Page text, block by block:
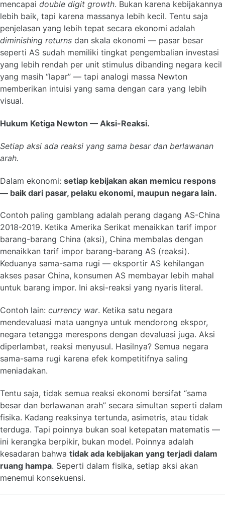
mencapai double digit growth. Bukan karena kebijakannya
lebih baik, tapi karena massanya lebih kecil. Tentu saja
penjelasan yang lebih tepat secara ekonomi adalah
diminishing returns dan skala ekonomi — pasar besar
seperti AS sudah memiliki tingkat pengembalian investasi
yang lebih rendah per unit stimulus dibanding negara kecil
yang masih “lapar” — tapi analogi massa Newton
memberikan intuisi yang sama dengan cara yang lebih
visual.
Hukum Ketiga Newton — Aksi-Reaksi.
Setiap aksi ada reaksi yang sama besar dan berlawanan
arah.
Dalam ekonomi: setiap kebijakan akan memicu respons
— baik dari pasar, pelaku ekonomi, maupun negara lain.
Contoh paling gamblang adalah perang dagang AS-China
2018-2019. Ketika Amerika Serikat menaikkan tarif impor
barang-barang China (aksi), China membalas dengan
menaikkan tarif impor barang-barang AS (reaksi).
Keduanya sama-sama rugi — eksportir AS kehilangan
akses pasar China, konsumen AS membayar lebih mahal
untuk barang impor. Ini aksi-reaksi yang nyaris literal.
Contoh lain: currency war. Ketika satu negara
mendevaluasi mata uangnya untuk mendorong ekspor,
negara tetangga merespons dengan devaluasi juga. Aksi
diperlambat, reaksi menyusul. Hasilnya? Semua negara
sama-sama rugi karena efek kompetitifnya saling
meniadakan.
Tentu saja, tidak semua reaksi ekonomi bersifat “sama
besar dan berlawanan arah” secara simultan seperti dalam
fisika. Kadang reaksinya tertunda, asimetris, atau tidak
terduga. Tapi poinnya bukan soal ketepatan matematis —
ini kerangka berpikir, bukan model. Poinnya adalah
kesadaran bahwa tidak ada kebijakan yang terjadi dalam
ruang hampa. Seperti dalam fisika, setiap aksi akan
menemui konsekuensi.